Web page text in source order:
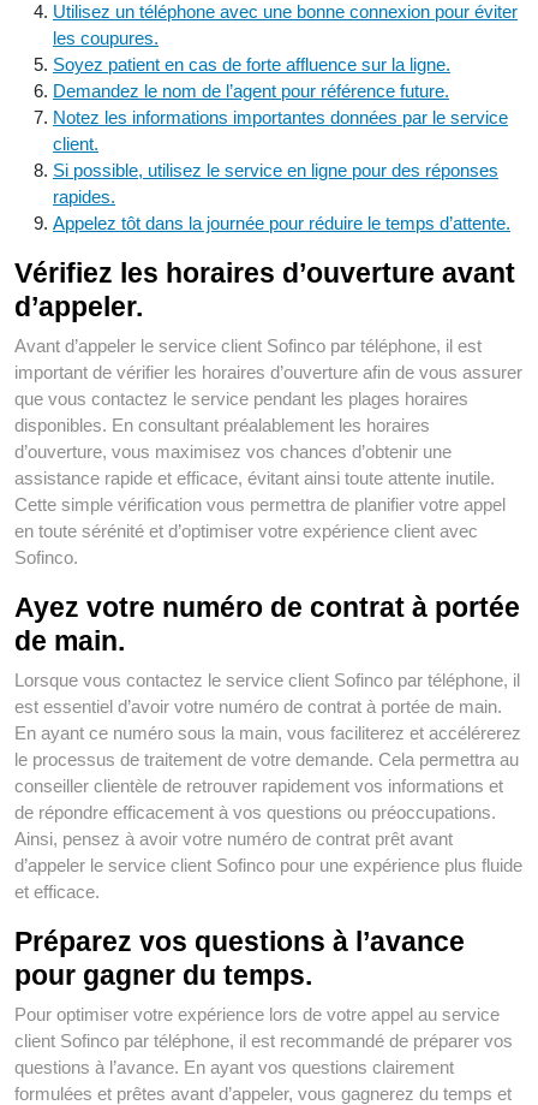
Utilisez un téléphone avec une bonne connexion pour éviter
les coupures.
Soyez patient en cas de forte affluence sur la ligne.
Demandez le nom de l’agent pour référence future.
Notez les informations importantes données par le service
client.
Si possible, utilisez le service en ligne pour des réponses
rapides.
Appelez tôt dans la journée pour réduire le temps d’attente.
Vérifiez les horaires d’ouverture avant
d’appeler.
Avant d’appeler le service client Sofinco par téléphone, il est
important de vérifier les horaires d’ouverture afin de vous assurer
que vous contactez le service pendant les plages horaires
disponibles. En consultant préalablement les horaires
d’ouverture, vous maximisez vos chances d’obtenir une
assistance rapide et efficace, évitant ainsi toute attente inutile.
Cette simple vérification vous permettra de planifier votre appel
en toute sérénité et d’optimiser votre expérience client avec
Sofinco.
Ayez votre numéro de contrat à portée
de main.
Lorsque vous contactez le service client Sofinco par téléphone, il
est essentiel d’avoir votre numéro de contrat à portée de main.
En ayant ce numéro sous la main, vous faciliterez et accélérerez
le processus de traitement de votre demande. Cela permettra au
conseiller clientèle de retrouver rapidement vos informations et
de répondre efficacement à vos questions ou préoccupations.
Ainsi, pensez à avoir votre numéro de contrat prêt avant
d’appeler le service client Sofinco pour une expérience plus fluide
et efficace.
Préparez vos questions à l’avance
pour gagner du temps.
Pour optimiser votre expérience lors de votre appel au service
client Sofinco par téléphone, il est recommandé de préparer vos
questions à l’avance. En ayant vos questions clairement
formulées et prêtes avant d’appeler, vous gagnerez du temps et